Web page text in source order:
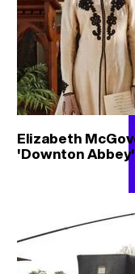
Elizabeth
'Downton Abbey'